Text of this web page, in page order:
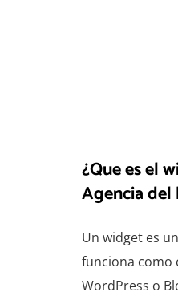
¿Que es el
Agencia del
Un widget es
funciona como
WordPress o